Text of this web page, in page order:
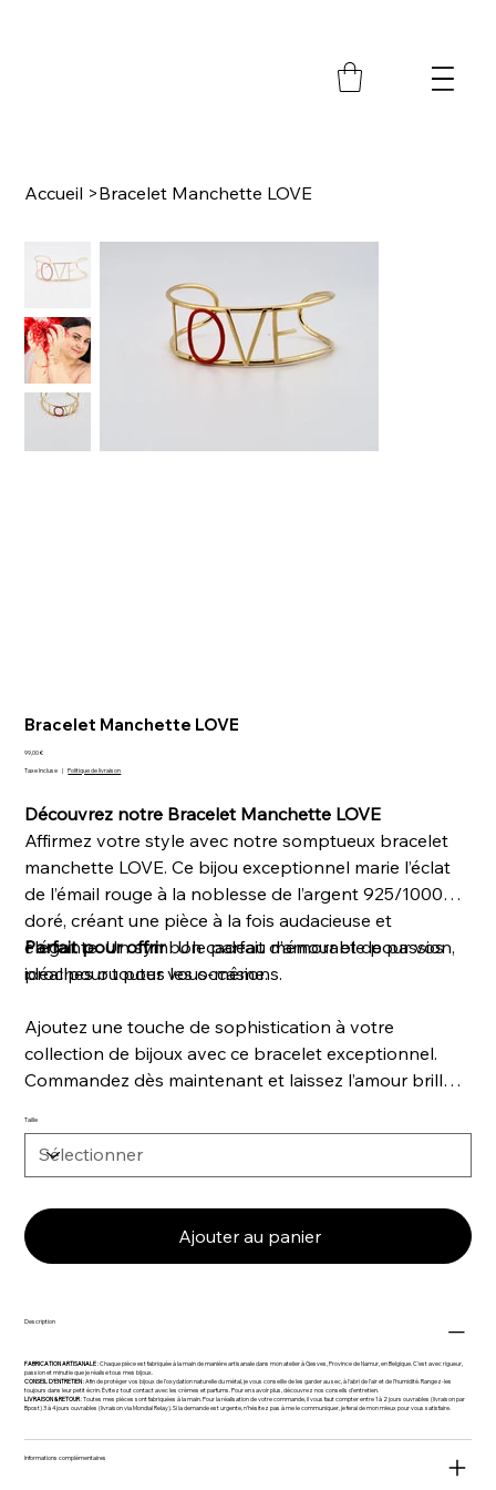
Accueil >Bracelet Manchette LOVE
Bracelet Manchette LOVE
Prix
99,00 €
Taxe Incluse | Politique de livraison
Découvrez notre Bracelet Manchette LOVE
Affirmez votre style avec notre somptueux bracelet
manchette LOVE. Ce bijou exceptionnel marie l’éclat
de l’émail rouge à la noblesse de l’argent 925/1000
doré, créant une pièce à la fois audacieuse et
élégante. Un symbole parfait d’amour et de passion,
idéal pour toutes les occasions.
Parfait pour offrir: Un cadeau mémorable pour vos
proches ou pour vous-même.
Ajoutez une touche de sophistication à votre
collection de bijoux avec ce bracelet exceptionnel.
Commandez dès maintenant et laissez l’amour briller
Taille
Ajouter au panier
Description
FABRICATION ARTISANALE: Chaque pièce est fabriquée à la main de manière artisanale dans mon atelier àGesves , Province de Namur, en Belgique. C’est avec rigueur,
passion et minutie que je réalise tous mes bijoux.
CONSEIL D’ENTRETIEN: Afin de protéger vos bijoux de l’oxydation naturelle du métal, je vous conseille de les garder au sec, à l’abri de l’air et de l’humidité. Rangez-les
toujours dans leur petit écrin. Évitez tout contact avec les crèmes et parfums. Pour en savoir plus, découvrez nos conseils d’entretien.
LIVRAISON & RETOUR: Toutes mes pièces sont fabriquées à la main. Pour la réalisation de votre commande, il vous faut compter entre 1 à 2 jours ouvrables (livraison par
Bpost) 3 à 4 jours ouvrables (livraison via Mondial Relay). Si la demande est urgente, n’hésitez pas à me le communiquer, je ferai de mon mieux pour vous satisfaire.
Informations complémentaires